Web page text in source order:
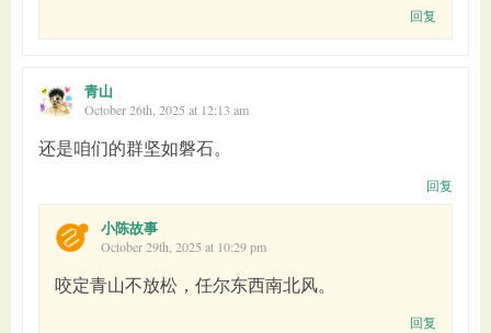
回复
青山
October 26th, 2025 at 12:13 am
还是咱们的群坚如磐石。
回复
小陈故事
October 29th, 2025 at 10:29 pm
咬定青山不放松，任尔东西南北风。
回复